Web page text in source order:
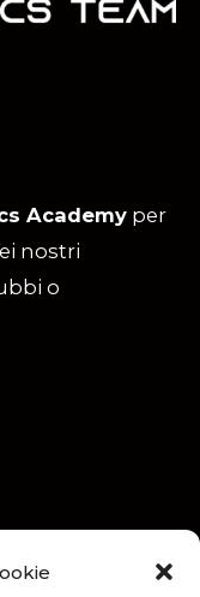
Academy per
nostri
o
la tua